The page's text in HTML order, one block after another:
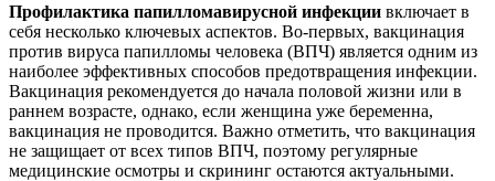
Профилактика папилломавирусной инфекции включает в
себя несколько ключевых аспектов. Во-первых, вакцинация
против вируса папилломы человека (ВПЧ) является одним из
наиболее эффективных способов предотвращения инфекции.
Вакцинация рекомендуется до начала половой жизни или в
раннем возрасте, однако, если женщина уже беременна,
вакцинация не проводится. Важно отметить, что вакцинация
не защищает от всех типов ВПЧ, поэтому регулярные
медицинские осмотры и скрининг остаются актуальными.